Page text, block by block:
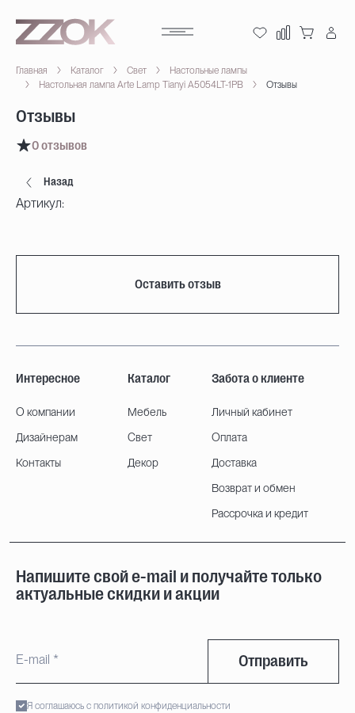
Главная Каталог Свет
Настольные лампы
Настольная лампа Arte Lamp Tianyi A5054LT-1PB
Отзывы
Отзывы
0 отзывов
Назад
Артикул:
Оставить отзыв
Интересное
О компании
Дизайнерам
Контакты
Каталог
Мебель
Свет
Декор
Забота о клиенте
Личный кабинет
Оплата
Доставка
Возврат и обмен
Рассрочка и кредит
Напишите свой e-mail и получайте только
актуальные скидки и акции
Отправить
Я соглашаюсь с политикой конфиденциальности